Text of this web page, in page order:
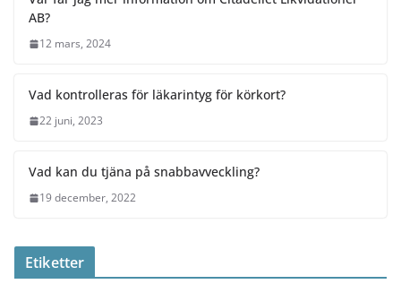
AB?
12 mars, 2024
Vad kontrolleras för läkarintyg för körkort?
22 juni, 2023
Vad kan du tjäna på snabbavveckling?
19 december, 2022
Etiketter